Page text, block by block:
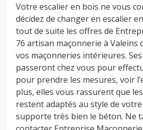
Votre escalier en bois ne vous
décidez de changer en escalier
tout de suite les offres de
76 artisan maçonnerie à Valeins
vos maçonneries intérieures.
passeront chez vous pour
pour prendre les mesures, voir
plus, elles vous rassurent que
restent adaptés au style de votre
supporte très bien le béton. Ne